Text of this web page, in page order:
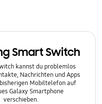
Smart Switch
kannst du problemlos
Nachrichten und Apps
Mobiltelefon auf
Galaxy Smartphone
verschieben.